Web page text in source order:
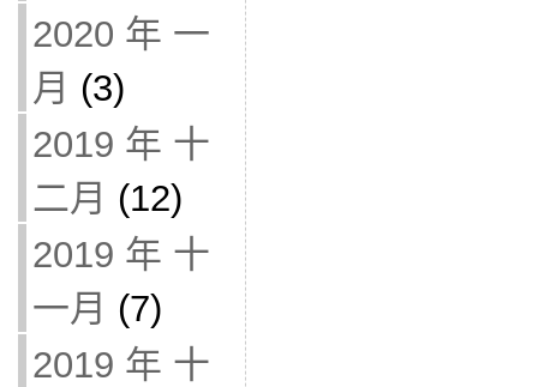
2020 年 一
月 (3)
2019 年 十
二月 (12)
2019 年 十
一月 (7)
2019 年 十